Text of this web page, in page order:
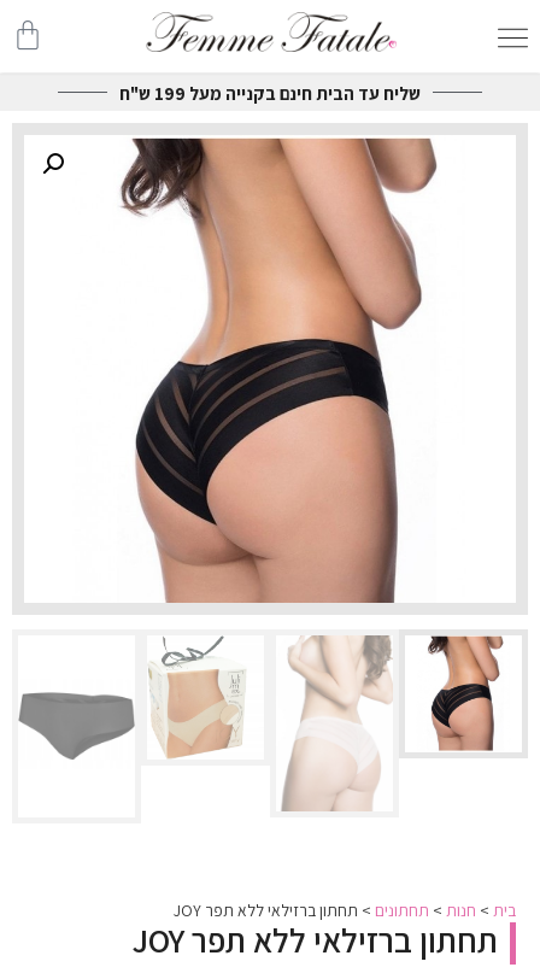
שליח עד הבית חינם בקנייה מעל 199 ש"ח
בית > חנות > תחתונים > תחתון ברזילאי ללא תפר JOY
תחתון ברזילאי ללא תפר JOY